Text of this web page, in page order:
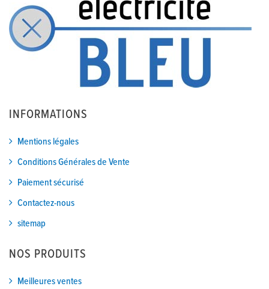
INFORMATIONS
Mentions légales
Conditions Générales de Vente
Paiement sécurisé
Contactez-nous
sitemap
NOS PRODUITS
Meilleures ventes